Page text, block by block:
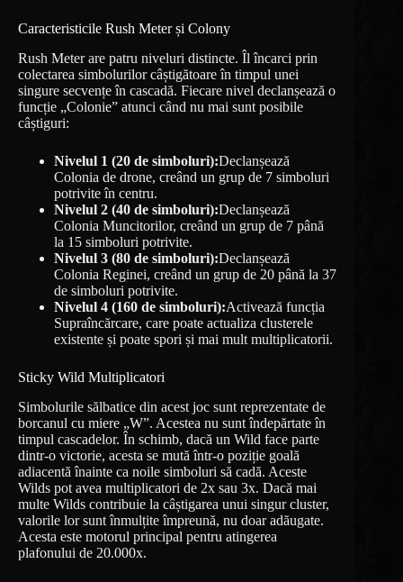
Caracteristicile Rush Meter și Colony
Rush Meter are patru niveluri distincte. Îl încarci prin
colectarea simbolurilor câștigătoare în timpul unei
singure secvențe în cascadă. Fiecare nivel declanșează o
funcție „Colonie” atunci când nu mai sunt posibile
câștiguri:
Nivelul 1 (20 de simboluri):Declanșează
Colonia de drone, creând un grup de 7 simboluri
potrivite în centru.
Nivelul 2 (40 de simboluri):Declanșează
Colonia Muncitorilor, creând un grup de 7 până
la 15 simboluri potrivite.
Nivelul 3 (80 de simboluri):Declanșează
Colonia Reginei, creând un grup de 20 până la 37
de simboluri potrivite.
Nivelul 4 (160 de simboluri):Activează funcția
Supraîncărcare, care poate actualiza clusterele
existente și poate spori și mai mult multiplicatorii.
Sticky Wild Multiplicatori
Simbolurile sălbatice din acest joc sunt reprezentate de
borcanul cu miere „W”. Acestea nu sunt îndepărtate în
timpul cascadelor. În schimb, dacă un Wild face parte
dintr-o victorie, acesta se mută într-o poziție goală
adiacentă înainte ca noile simboluri să cadă. Aceste
Wilds pot avea multiplicatori de 2x sau 3x. Dacă mai
multe Wilds contribuie la câștigarea unui singur cluster,
valorile lor sunt înmulțite împreună, nu doar adăugate.
Acesta este motorul principal pentru atingerea
plafonului de 20.000x.